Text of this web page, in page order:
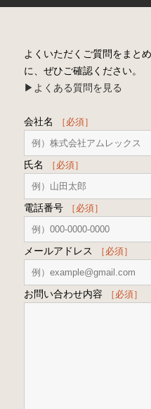
よくいただくご質問をまと
に、ぜひご確認ください。
▶︎よくある質問を見る
会社名 ［必須］
氏名 ［必須］
電話番号 ［必須］
メールアドレス ［必須］
お問い合わせ内容 ［必須］